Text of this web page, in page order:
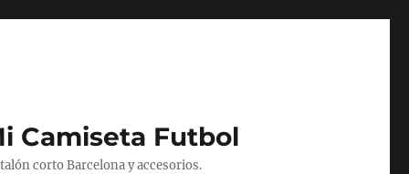
Camiseta Futbol
corto Barcelona y accesorios.